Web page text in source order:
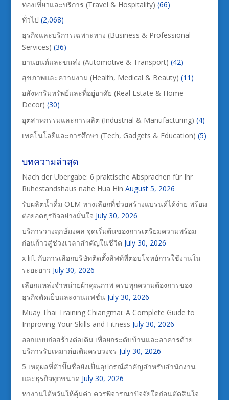
ท่องเที่ยวและบริการ (Travel & Hospitality) (66)
ทั่วไป (2,068)
ธุรกิจและบริการเฉพาะทาง (Business & Professional
Services) (36)
ยานยนต์และขนส่ง (Automotive & Transport) (42)
สุขภาพและความงาม (Health, Medical & Beauty) (11)
อสังหาริมทรัพย์และที่อยู่อาศัย (Real Estate & Home
Decor) (30)
อุตสาหกรรมและการผลิต (Industrial & Manufacturing) (4)
เทคโนโลยีและการศึกษา (Tech, Gadgets & Education) (5)
บทความล่าสุด
Nach der Übergabe: 6 praktische Absprachen für Ihr
Ruhestandshaus nahe Hua Hin August 5, 2026
รับผลิตน้ำดื่ม OEM ทางเลือกที่ช่วยสร้างแบรนด์ได้ง่าย พร้อม
ต่อยอดธุรกิจอย่างมั่นใจ July 30, 2026
บริการวางฤกษ์มงคล จุดเริ่มต้นของการเตรียมความพร้อม
ก่อนก้าวสู่ช่วงเวลาสำคัญในชีวิต July 30, 2026
x lift กับการเลือกบริษัทติดตั้งลิฟท์ที่ตอบโจทย์การใช้งานใน
ระยะยาว July 30, 2026
เลือกแหล่งจำหน่ายผ้าคุณภาพ ครบทุกความต้องการของ
ธุรกิจตัดเย็บและงานแฟชั่น July 30, 2026
Muay Thai Training Chiangmai: A Complete Guide to
Improving Your Skills and Fitness July 30, 2026
ออกแบบก่อสร้างต่อเติม เพื่อยกระดับบ้านและอาคารด้วย
บริการรับเหมาต่อเติมครบวงจร July 30, 2026
5 เหตุผลที่ตัวปั๊มชื่อยังเป็นอุปกรณ์สำคัญสำหรับสำนักงาน
และธุรกิจทุกขนาด July 30, 2026
หางานไต้หวันให้คุ้มค่า ควรพิจารณาปัจจัยใดก่อนตัดสินใจ